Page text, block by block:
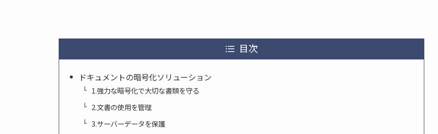
目次
ドキュメントの暗号化ソリューション
1.強力な暗号化で大切な書類を守る
2.文書の使用を管理
3.サーバーデータを保護